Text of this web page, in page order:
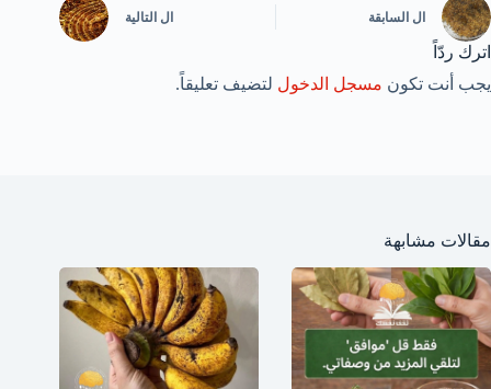
ال السابقة ال التالية
اترك ردّاً
يجب أنت تكون مسجل الدخول لتضيف تعليقاً.
مقالات مشابهة